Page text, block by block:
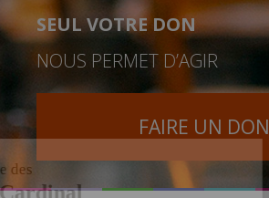
SEUL VOTRE DON
NOUS PERMET D’AGIR
FAIRE UN DON